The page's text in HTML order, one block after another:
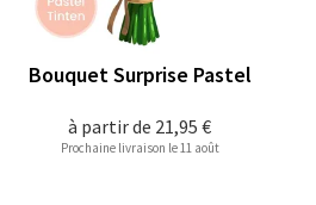
à partir de 21,95 €
Bouquet Surprise Pastel
Prochaine livraison le 11 août